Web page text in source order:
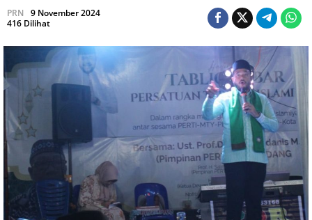
i
h
A
b
r
d
K
o
t
PRN 9 November 2024
416 Dilihat